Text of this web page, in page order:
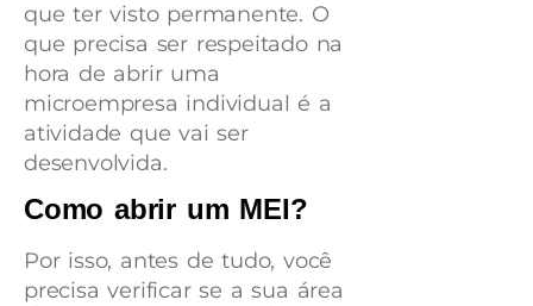
que ter visto permanente. O
que precisa ser respeitado na
hora de abrir uma
microempresa individual é a
atividade que vai ser
desenvolvida.
Como abrir um MEI?
Por isso, antes de tudo, você
precisa verificar se a sua área